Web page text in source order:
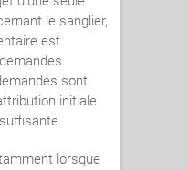
le sanglier,
est
sont
initiale
lorsque